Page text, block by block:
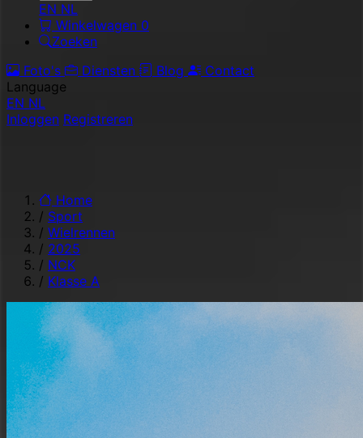
EN NL
Winkelwagen 0
Zoeken
Foto's
Diensten Blog
Contact
Language
EN NL
Inloggen Registreren
Home
/ Sport
/ Wielrennen
/ 2025
/ NCK
/ Klasse A